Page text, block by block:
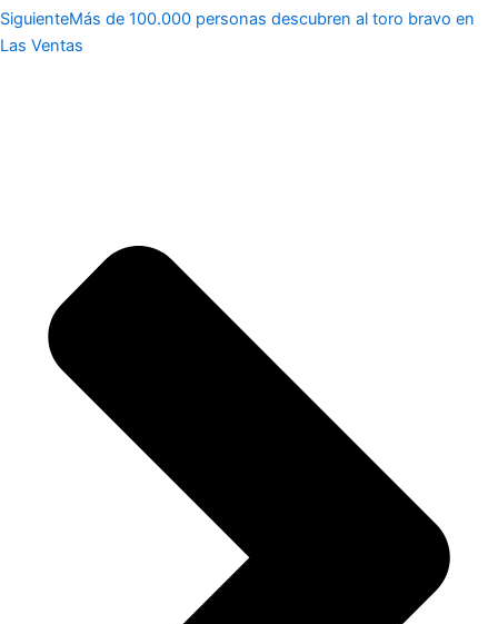
SiguienteMás de 100.000 personas descubren al toro bravo en
Las Ventas